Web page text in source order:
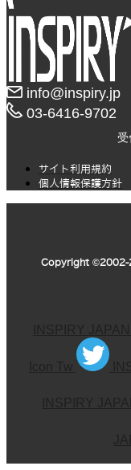
info@inspiry.jp
03-6416-9702​
受
サイト利用規約
個人情報保護方針
Copyright ©2002-